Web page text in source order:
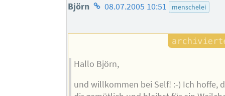
Björn Homepage
Autors
08.07.2005 10:51 menschelei
Hallo Björn,
und willkommen bei Self! :-) Ich hoffe,